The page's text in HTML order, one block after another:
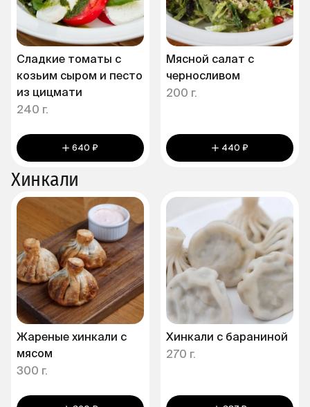
Сладкие томаты с
козьим сыром и песто
из цицмати
240 г.
640 ₽
Мясной салат с
черносливом
200 г.
440 ₽
Хинкали
Жареные хинкали с
мясом
300 г.
Хинкали с бараниной
270 г.